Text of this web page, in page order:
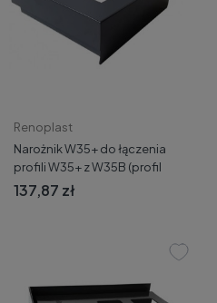
Renoplast
Narożnik W35+ do łączenia
profili W35+ z W35B (profil
boczny z głównym) Renoplast
137,87 zł